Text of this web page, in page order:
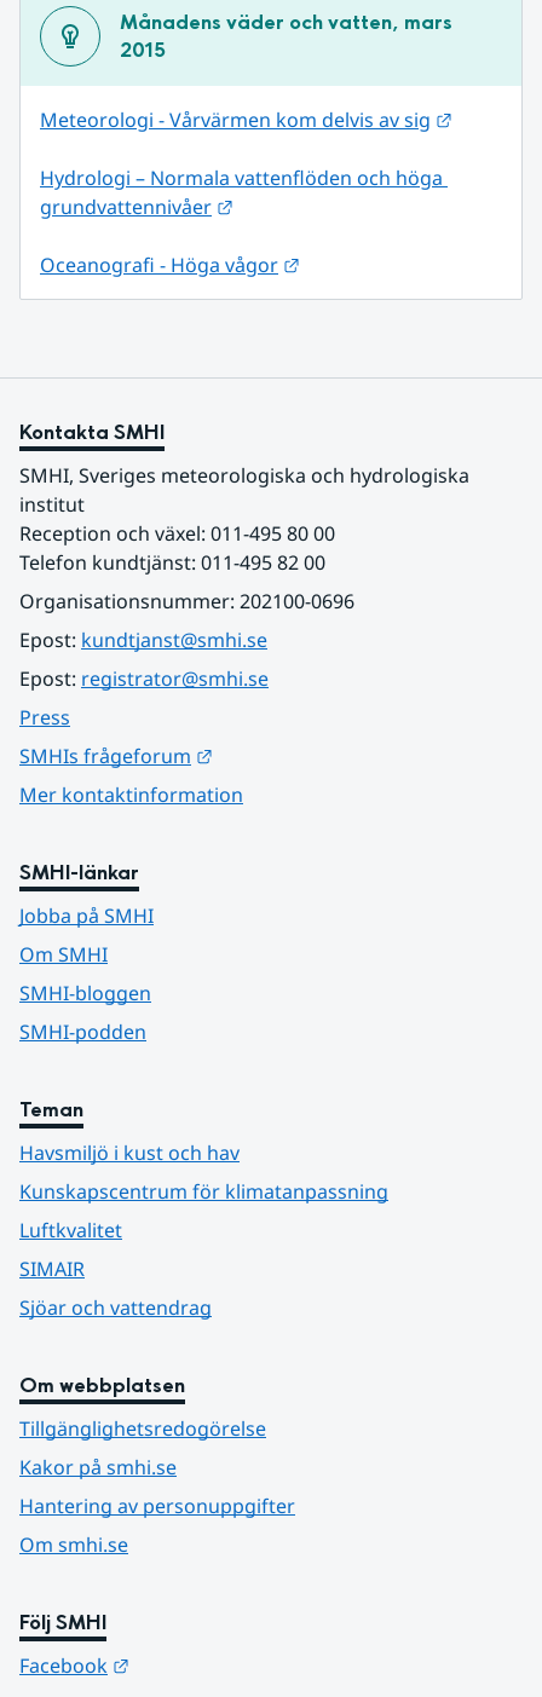
Månadens väder och vatten, mars
2015
Meteorologi - Vårvärmen kom delvis av sig
Hydrologi – Normala vattenflöden och höga
grundvattennivåer
Oceanografi - Höga vågor
Kontakta SMHI
SMHI, Sveriges meteorologiska och hydrologiska
institut
Reception och växel: 011-495 80 00
Telefon kundtjänst: 011-495 82 00
Organisationsnummer: 202100-0696
Epost: kundtjanst@smhi.se
Epost: registrator@smhi.se
Press
SMHIs frågeforum
Mer kontaktinformation
SMHI-länkar
Jobba på SMHI
Om SMHI
SMHI-bloggen
SMHI-podden
Teman
Havsmiljö i kust och hav
Kunskapscentrum för klimatanpassning
Luftkvalitet
SIMAIR
Sjöar och vattendrag
Om webbplatsen
Tillgänglighetsredogörelse
Kakor på smhi.se
Hantering av personuppgifter
Om smhi.se
Följ SMHI
Facebook